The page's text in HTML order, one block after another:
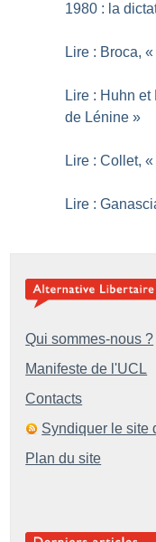
1980 : la
Lire : Broca, «
Lire : Huhn et
de Lénine »
Lire : Collet, «
Lire :
Qui sommes-nous ?
Manifeste de l'UCL
Contacts
Syndiquer le site
Plan du site